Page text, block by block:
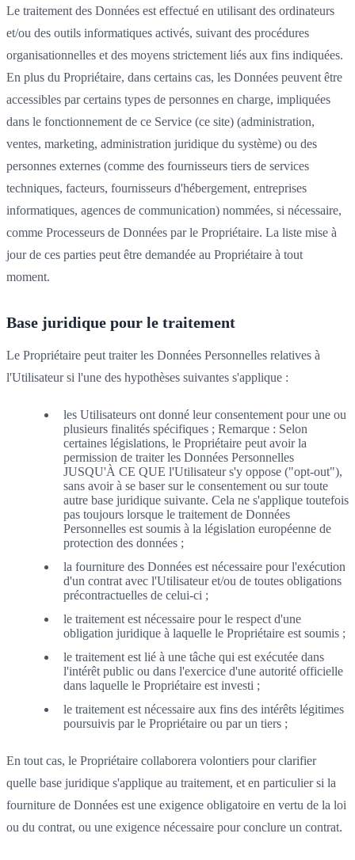
Le traitement des Données est effectué en utilisant des ordinateurs
et/ou des outils informatiques activés, suivant des procédures
organisationnelles et des moyens strictement liés aux fins indiquées.
En plus du Propriétaire, dans certains cas, les Données peuvent être
accessibles par certains types de personnes en charge, impliquées
dans le fonctionnement de ce Service (ce site) (administration,
ventes, marketing, administration juridique du système) ou des
personnes externes (comme des fournisseurs tiers de services
techniques, facteurs, fournisseurs d'hébergement, entreprises
informatiques, agences de communication) nommées, si nécessaire,
comme Processeurs de Données par le Propriétaire. La liste mise à
jour de ces parties peut être demandée au Propriétaire à tout
moment.
Base juridique pour le traitement
Le Propriétaire peut traiter les Données Personnelles relatives à
l'Utilisateur si l'une des hypothèses suivantes s'applique :
les Utilisateurs ont donné leur consentement pour une ou
plusieurs finalités spécifiques ; Remarque : Selon
certaines législations, le Propriétaire peut avoir la
permission de traiter les Données Personnelles
JUSQU'À CE QUE l'Utilisateur s'y oppose ("opt-out"),
sans avoir à se baser sur le consentement ou sur toute
autre base juridique suivante. Cela ne s'applique toutefois
pas toujours lorsque le traitement de Données
Personnelles est soumis à la législation européenne de
protection des données ;
la fourniture des Données est nécessaire pour l'exécution
d'un contrat avec l'Utilisateur et/ou de toutes obligations
précontractuelles de celui-ci ;
le traitement est nécessaire pour le respect d'une
obligation juridique à laquelle le Propriétaire est soumis ;
le traitement est lié à une tâche qui est exécutée dans
l'intérêt public ou dans l'exercice d'une autorité officielle
dans laquelle le Propriétaire est investi ;
le traitement est nécessaire aux fins des intérêts légitimes
poursuivis par le Propriétaire ou par un tiers ;
En tout cas, le Propriétaire collaborera volontiers pour clarifier
quelle base juridique s'applique au traitement, et en particulier si la
fourniture de Données est une exigence obligatoire en vertu de la loi
ou du contrat, ou une exigence nécessaire pour conclure un contrat.